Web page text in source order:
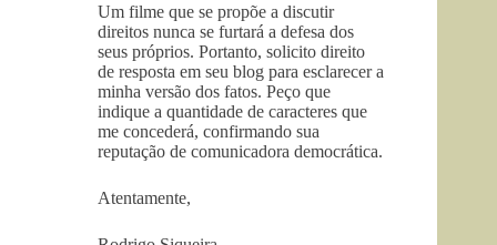
Um filme que se propõe a discutir
direitos nunca se furtará a defesa dos
seus próprios. Portanto, solicito direito
de resposta em seu blog para esclarecer a
minha versão dos fatos. Peço que
indique a quantidade de caracteres que
me concederá, confirmando sua
reputação de comunicadora democrática.
Atentamente,